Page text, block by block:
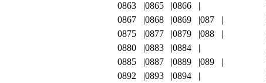
0863
0865
0866
0867
0868 0869
087
0875
0877 0879
088
0880
0883
0884
0885
0887 0889
089
0892
0893
0894